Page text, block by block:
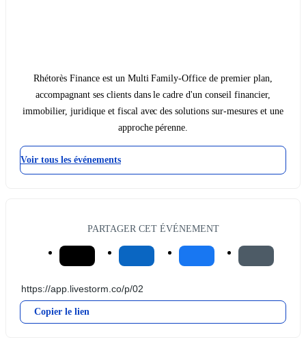
Rhétorès Finance est un Multi Family-Office de premier plan,
accompagnant ses clients dans le cadre d'un conseil financier,
immobilier, juridique et fiscal avec des solutions sur-mesures et une
approche pérenne.
Voir tous les événements
PARTAGER CET ÉVÉNEMENT
Copier le lien